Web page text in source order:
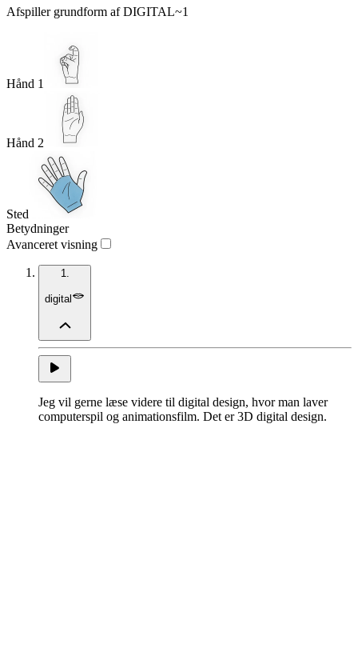
Afspiller grundform afDIGITAL~1
Hånd 1
Hånd 2
Sted
Betydninger
Avanceret visning
1.
digital
Jeg vil gerne læse videre til digital design, hvor man laver
computerspil og animationsfilm. Det er 3D digital design.